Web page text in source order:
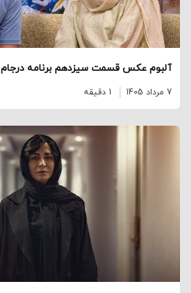
آلبوم عکس قسمت سیزدهم برنامه درجام
7 مرداد 1405 1 دقیقه